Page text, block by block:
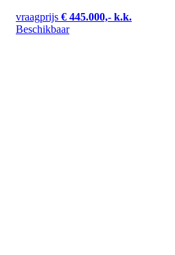
vraagprijs € 445.000,- k.k.
Beschikbaar